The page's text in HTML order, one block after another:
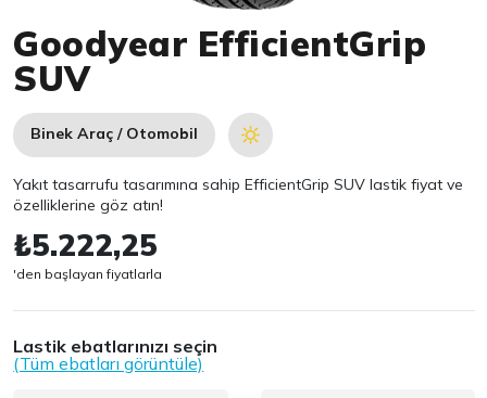
Goodyear EfficientGrip
SUV
Binek Araç / Otomobil
Yakıt tasarrufu tasarımına sahip EfficientGrip SUV lastik fiyat ve
özelliklerine göz atın!
₺5.222,25
'den başlayan fiyatlarla
Lastik ebatlarınızı seçin
(Tüm ebatları görüntüle)